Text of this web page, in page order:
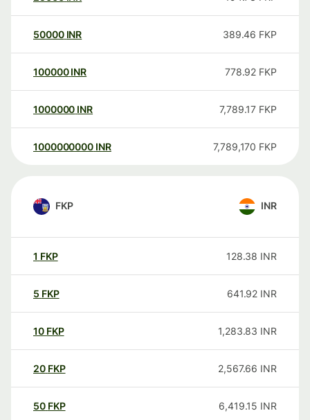
50000 INR 389.46 FKP
100000 INR 778.92 FKP
1000000 INR 7,789.17 FKP
1000000000 INR 7,789,170 FKP
FKP INR
1 FKP 128.38 INR
5 FKP 641.92 INR
10 FKP 1,283.83 INR
20 FKP 2,567.66 INR
50 FKP 6,419.15 INR